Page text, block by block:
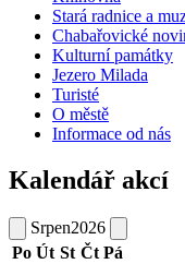
Stará radnice a
Chabařovické
Kulturní památky
Jezero Milada
Turisté
O městě
Informace od nás
Kalendář akcí
Srpen2026
Po Út St Čt Pá